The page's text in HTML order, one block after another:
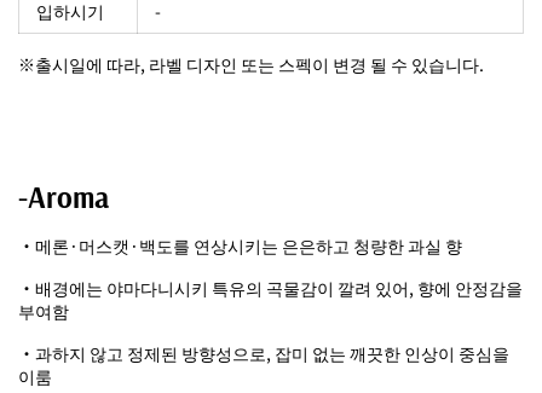
입하시기 -
※출시일에 따라, 라벨 디자인 또는 스펙이 변경 될 수 있습니다.
-Aroma
・메론·머스캣·백도를 연상시키는 은은하고 청량한 과실 향
・배경에는 야마다니시키 특유의 곡물감이 깔려 있어, 향에 안정감을
부여함
・과하지 않고 정제된 방향성으로, 잡미 없는 깨끗한 인상이 중심을
이룸